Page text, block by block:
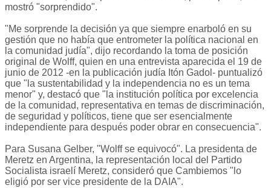
mostró "sorprendido".
"Me sorprende la decisión ya que siempre enarboló en su
gestión que no había que entrometer la política nacional en
la comunidad judía", dijo recordando la toma de posición
original de Wolff, quien en una entrevista aparecida el 19 de
junio de 2012 -en la publicación judía Itón Gadol- puntualizó
que "la sustentabilidad y la independencia no es un tema
menor" y, destacó que "la institución política por excelencia
de la comunidad, representativa en temas de discriminación,
de seguridad y políticos, tiene que ser esencialmente
independiente para después poder obrar en consecuencia".
Para Susana Gelber, "Wolff se equivocó". La presidenta de
Meretz en Argentina, la representación local del Partido
Socialista israelí Meretz, consideró que Cambiemos "lo
eligió por ser vice presidente de la DAIA".